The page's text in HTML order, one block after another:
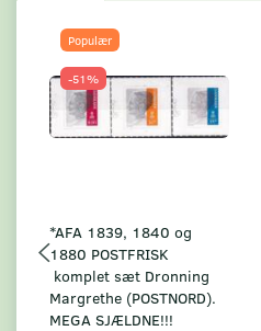
Populær
-51%
*AFA 1839, 1840 og
1880 POSTFRISK
komplet sæt Dronning
Margrethe (POSTNORD).
MEGA SJÆLDNE!!!